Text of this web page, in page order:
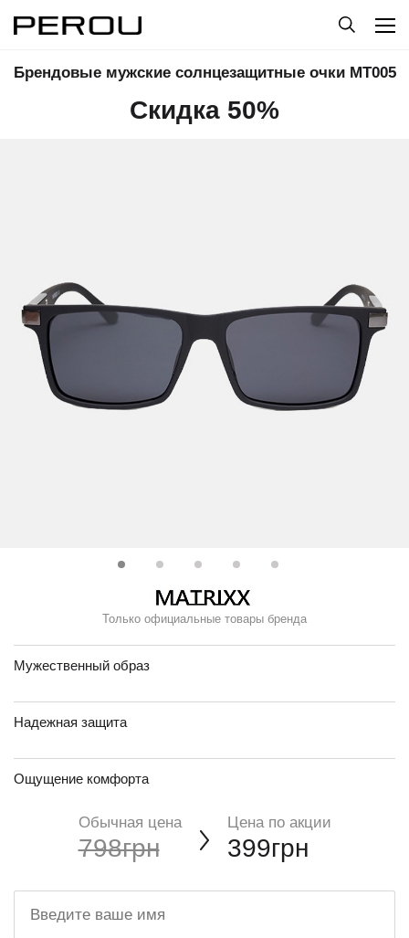
Брендовые мужские солнцезащитные очки МТ005
Скидка 50%
Только официальные товары бренда
Мужественный образ
Надежная защита
Ощущение комфорта
Обычная цена
798грн
Цена по акции
399грн